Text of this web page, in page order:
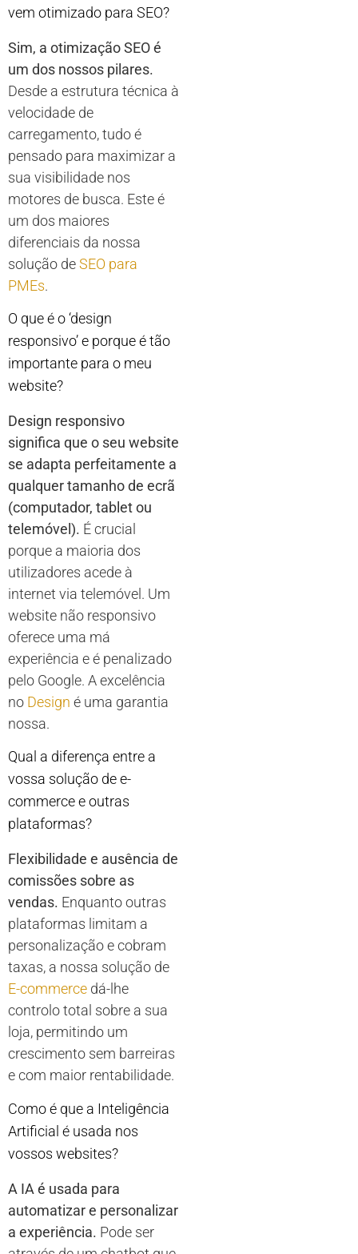
vem otimizado para SEO?
Sim, a otimização SEO é
um dos nossos pilares.
Desde a estrutura técnica à
velocidade de
carregamento, tudo é
pensado para maximizar a
sua visibilidade nos
motores de busca. Este é
um dos maiores
diferenciais da nossa
solução deSEO para
PMEs.
O que é o ‘design
responsivo’ e porque é tão
importante para o meu
website?
Design responsivo
significa que o seu website
se adapta perfeitamente a
qualquer tamanho de ecrã
(computador, tablet ou
telemóvel). É crucial
porque a maioria dos
utilizadores acede à
internet via telemóvel. Um
website não responsivo
oferece uma má
experiência e é penalizado
pelo Google. A excelência
no Design é uma garantia
nossa.
Qual a diferença entre a
vossa solução de e-
commerce e outras
plataformas?
Flexibilidade e ausência de
comissões sobre as
vendas. Enquanto outras
plataformas limitam a
personalização e cobram
taxas, a nossa solução de
E-commerce dá-lhe
controlo total sobre a sua
loja, permitindo um
crescimento sem barreiras
e com maior rentabilidade.
Como é que a Inteligência
Artificial é usada nos
vossos websites?
A IA é usada para
automatizar e personalizar
a experiência. Pode ser